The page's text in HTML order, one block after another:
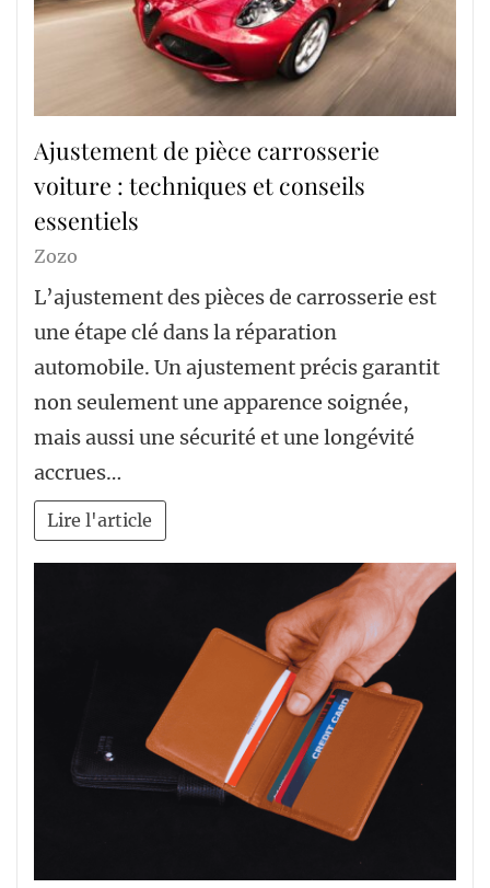
Ajustement de pièce carrosserie
voiture : techniques et conseils
essentiels
Zozo
L’ajustement des pièces de carrosserie est
une étape clé dans la réparation
automobile. Un ajustement précis garantit
non seulement une apparence soignée,
mais aussi une sécurité et une longévité
accrues…
Lire l'article